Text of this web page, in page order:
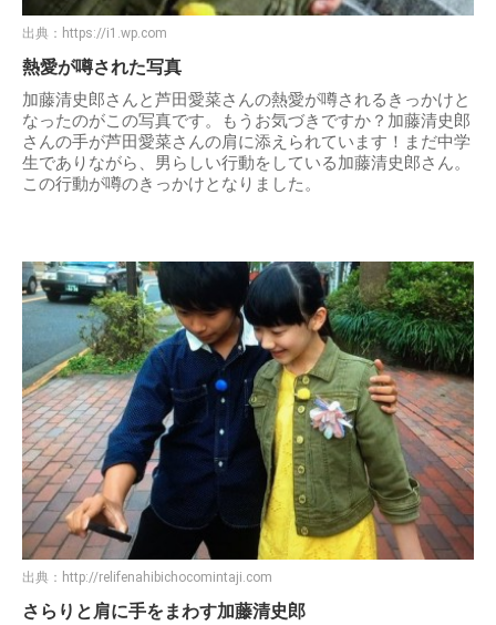
出典： https://i1.wp.com
熱愛が噂された写真
加藤清史郎さんと芦田愛菜さんの熱愛が噂されるきっかけと
なったのがこの写真です。もうお気づきですか？加藤清史郎
さんの手が芦田愛菜さんの肩に添えられています！まだ中学
生でありながら、男らしい行動をしている加藤清史郎さん。
この行動が噂のきっかけとなりました。
出典： http://relifenahibichocomintaji.com
さらりと肩に手をまわす加藤清史郎